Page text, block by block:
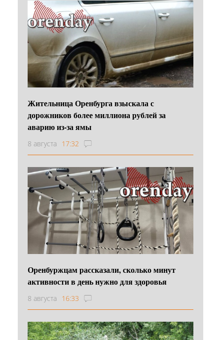
Жительница Оренбурга взыскала с
дорожников более миллиона рублей за
аварию из-за ямы
8 августа 17:32
Оренбуржцам рассказали, сколько минут
активности в день нужно для здоровья
8 августа 16:33